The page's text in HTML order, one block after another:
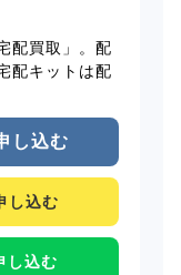
配買取」。配
配キットは配
し込む
し込む
し込む